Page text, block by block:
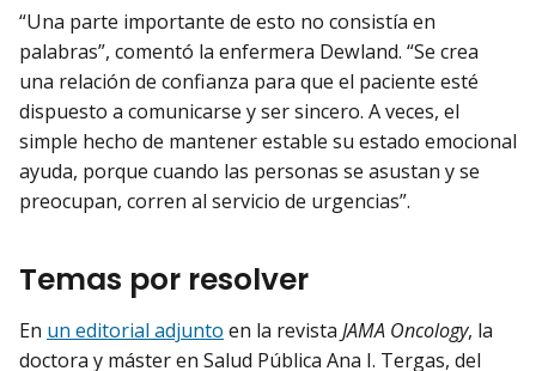
“Una parte importante de esto no consistía en
palabras”, comentó la enfermera Dewland. “Se crea
una relación de confianza para que el paciente esté
dispuesto a comunicarse y ser sincero. A veces, el
simple hecho de mantener estable su estado emocional
ayuda, porque cuando las personas se asustan y se
preocupan, corren al servicio de urgencias”.
Temas por resolver
En un editorial adjunto en la revista JAMA Oncology, la
doctora y máster en Salud Pública Ana I. Tergas, del